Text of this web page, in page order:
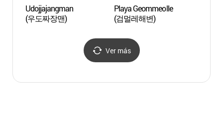
Udojjajangman
(우도짜장맨)
Playa Geommeolle
(검멀레해변)
Ver más